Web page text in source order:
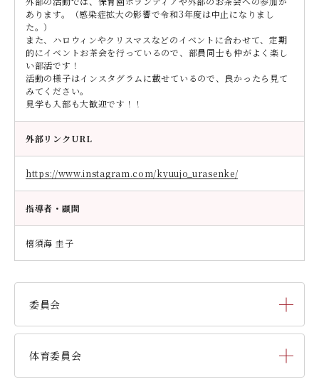
あります。（感染症拡大の影響で令和3年度は中止になりまし
た。）
また、ハロウィンやクリスマスなどのイベントに合わせて、定期
的にイベントお茶会を行っているので、部員同士も仲がよく楽し
い部活です！
活動の様子はインスタグラムに載せているので、良かったら見て
みてください。
見学も入部も大歓迎です！！
外部リンクURL
https://www.instagram.com/kyuujo_urasenke/
指導者・顧問
橲須海 圭子
委員会
総務委員会
体育委員会